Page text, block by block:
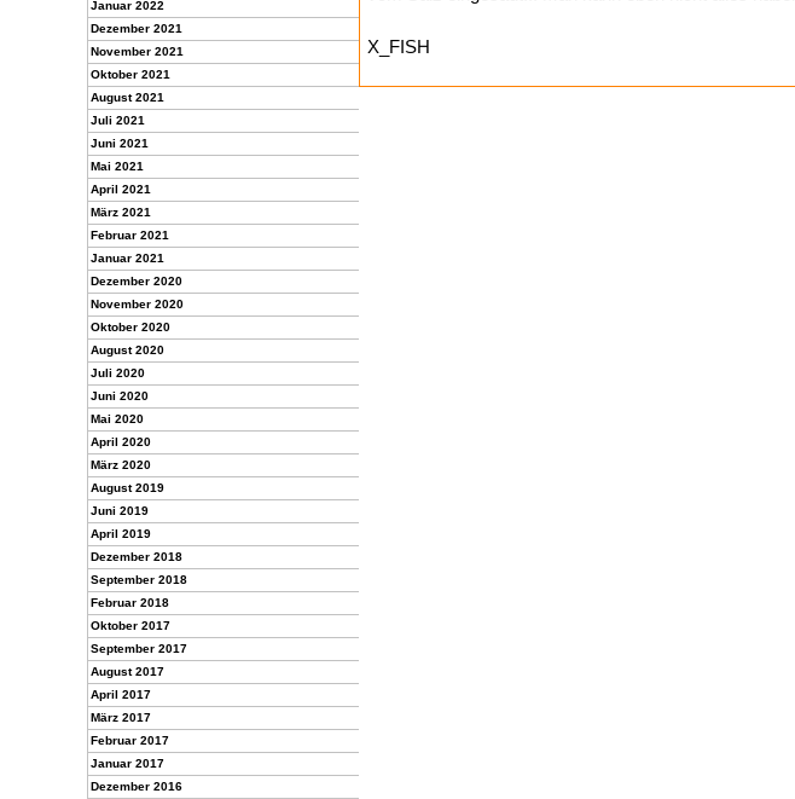
Januar 2022
Dezember 2021
November 2021
Oktober 2021
August 2021
Juli 2021
Juni 2021
Mai 2021
April 2021
März 2021
Februar 2021
Januar 2021
Dezember 2020
November 2020
Oktober 2020
August 2020
Juli 2020
Juni 2020
Mai 2020
April 2020
März 2020
August 2019
Juni 2019
April 2019
Dezember 2018
September 2018
Februar 2018
Oktober 2017
September 2017
August 2017
April 2017
März 2017
Februar 2017
Januar 2017
Dezember 2016
X_FISH